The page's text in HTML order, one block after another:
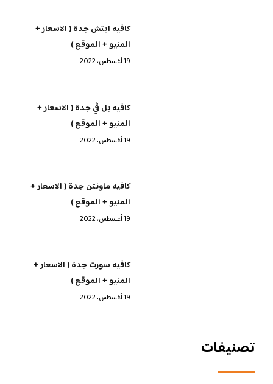
كافيه ايتش جدة ( الاسعار +
المنيو + الموقع )
19 أغسطس، 2022
كافيه بل ڤي جدة ( الاسعار +
المنيو + الموقع )
19 أغسطس، 2022
كافيه ماونتن جدة ( الاسعار +
المنيو + الموقع )
19 أغسطس، 2022
كافيه سورت جدة ( الاسعار +
المنيو + الموقع )
19 أغسطس، 2022
تصنيفات